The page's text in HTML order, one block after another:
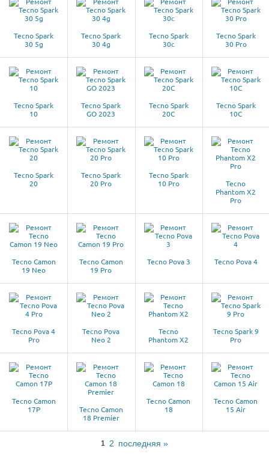
Tecno Spark
30 5g
Tecno Spark
30 4g
Tecno Spark
30c
Tecno Spark
30 Pro
Tecno Spark
10
Tecno Spark
GO 2023
Tecno Spark
20C
Tecno Spark
10C
Tecno Spark
20
Tecno Spark
20 Pro
Tecno Spark
10 Pro
Tecno
Phantom X2
Pro
Tecno Camon
19 Neo
Tecno Camon
19 Pro
Tecno Pova 3 Tecno Pova 4
Tecno Pova 4
Pro
Tecno Pova
Neo 2
Tecno
Phantom X2
Tecno Spark 9
Pro
Tecno Camon
17P
Tecno Camon
18 Premier
Tecno Camon
18
Tecno Camon
15 Air
1 2 последняя »